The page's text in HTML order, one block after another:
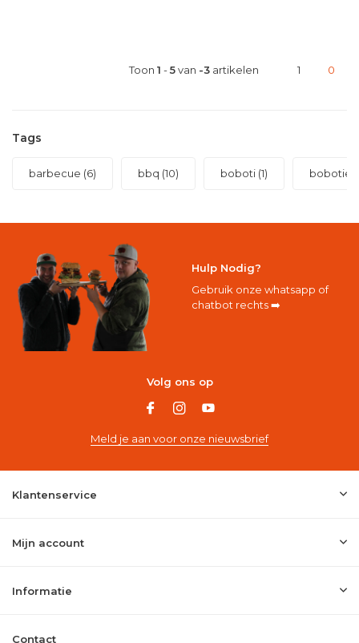
Toon 1 -5van -3 artikelen 1 0
Tags
barbecue (6) bbq (10) boboti (1) bobotie
Hulp Nodig?
Gebruik onze whatsapp of
chatbot rechts ➡️
Volg ons op
Meld je aan voor onze nieuwsbrief
Klantenservice
Mijn account
Informatie
Contact